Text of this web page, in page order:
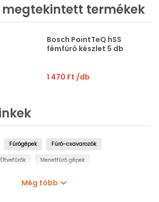
termékek
Bosch PointTeQ hSS
fémfúró készlet 5 db
1 470 Ft /db
Fúrógépek Fúró-csavarozók
Ütvefúrók Menetfúró gépek
Még több